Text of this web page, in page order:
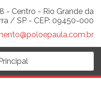
- Centro - Rio Grande da
/ SP - CEP: 09450-000